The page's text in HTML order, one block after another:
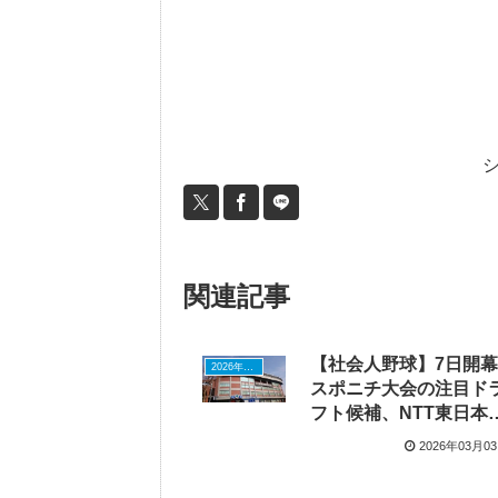
関連記事
2026年ドラフトニュース
【社会人野球】7日開幕
スポニチ大会の注目ド
フト候補、NTT東日本
森投手、セガサミー・
2026年03月